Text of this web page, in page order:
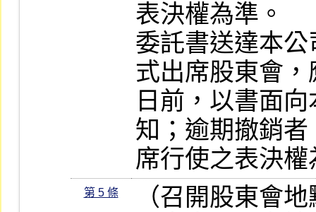
表決權為準。
委託書送達本
式出席股東會
日前，以書面
知；逾期撤銷
席行使之表決權
第 5 條
（召開股東會